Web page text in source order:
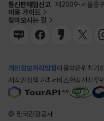
통신판매업신고 제2009-서울중
이용 가이드
찾아오시는 길
개인정보처리방침이용약관위치기
저작권정책고객서비스헌장전자우
© 한국관광공사